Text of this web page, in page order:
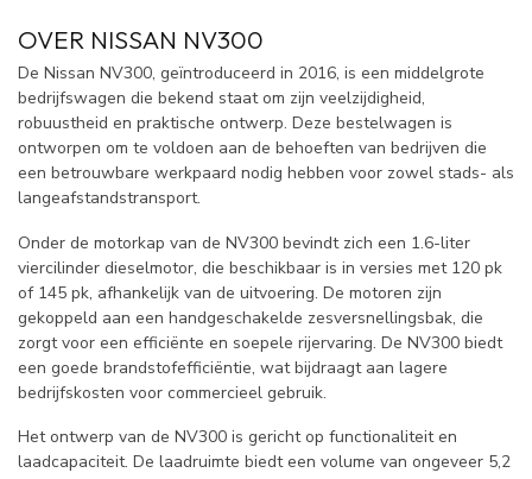
OVER NISSAN NV300
De Nissan NV300, geïntroduceerd in 2016, is een middelgrote
bedrijfswagen die bekend staat om zijn veelzijdigheid,
robuustheid en praktische ontwerp. Deze bestelwagen is
ontworpen om te voldoen aan de behoeften van bedrijven die
een betrouwbare werkpaard nodig hebben voor zowel stads- als
langeafstandstransport.
Onder de motorkap van de NV300 bevindt zich een 1.6-liter
viercilinder dieselmotor, die beschikbaar is in versies met 120 pk
of 145 pk, afhankelijk van de uitvoering. De motoren zijn
gekoppeld aan een handgeschakelde zesversnellingsbak, die
zorgt voor een efficiënte en soepele rijervaring. De NV300 biedt
een goede brandstofefficiëntie, wat bijdraagt aan lagere
bedrijfskosten voor commercieel gebruik.
Het ontwerp van de NV300 is gericht op functionaliteit en
laadcapaciteit. De laadruimte biedt een volume van ongeveer 5,2